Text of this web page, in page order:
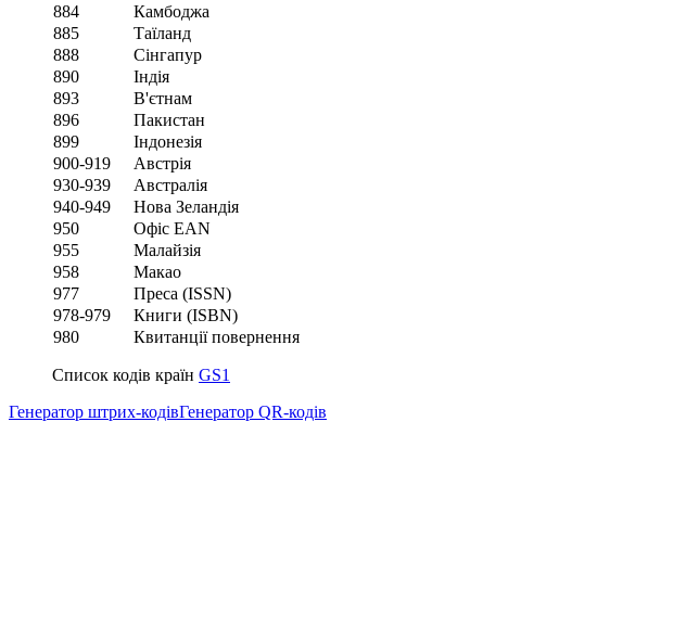
884
Камбоджа
885
Таїланд
888
Сінгапур
890
Індія
893
В'єтнам
896
Пакистан
899
Індонезія
900-919
Австрія
930-939
Австралія
940-949
Нова Зеландія
950
Офіс EAN
955
Малайзія
958
Макао
977
Преса (ISSN)
978-979
Книги (ISBN)
980
Квитанції повернення
Список кодів країн GS1
Генератор штрих-кодівГенератор QR-кодів